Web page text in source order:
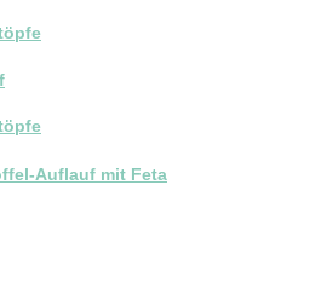
Auflauf mit Feta